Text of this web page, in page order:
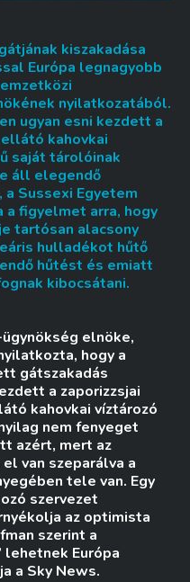
kiszakadása
Európa legnagyobb
nyilatkozatából.
ugyan esni kezdett a
kahovkai
saját tárolóinak
áll elegendő
a Sussexi Egyetem
a figyelmet arra, hogy
tartósan alacsony
hulladékot hűtő
hűtést és emiatt
kibocsátani.
elnöke,
hogy a
gátszakadás
a zaporizzsjai
kahovkai víztározó
nem fenyeget
azért, mert az
van szeparálva a
tele van. Egy
szervezet
az optimista
szerint a
lehetnek Európa
a Sky News.